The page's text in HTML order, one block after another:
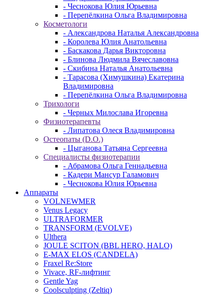
- Чеснокова Юлия Юрьевна
- Перепёлкина Ольга Владимировна
Косметологи
- Александрова Наталья Александровна
- Королева Юлия Анатольевна
- Баскакова Дарья Викторовна
- Блинова Людмила Вячеславовна
- Скибина Наталья Анатольевна
- Тарасова (Химушкина) Екатерина
Владимировна
- Перепёлкина Ольга Владимировна
Трихологи
- Черных Милослава Игоревна
Физиотерапевты
- Липатова Олеся Владимировна
Остеопаты (D.O.)
- Цыганова Татьяна Сергеевна
Специалисты физиотерапии
- Абрамова Ольга Геннадьевна
- Кадери Мансур Галамович
- Чеснокова Юлия Юрьевна
Аппараты
VOLNEWMER
Venus Legacy
ULTRAFORMER
TRANSFORM (EVOLVE)
Ulthera
JOULE SCITON (BBL HERO, HALO)
E-MAX ELOS (CANDELA)
Fraxel Re:Store
Vivace, RF-лифтинг
Gentle Yag
Coolsculpting (Zeltiq)